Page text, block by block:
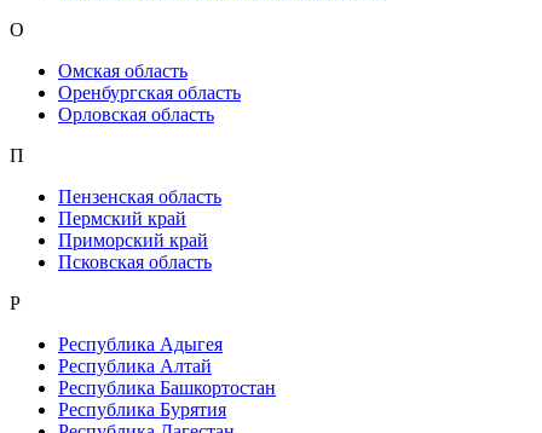
О
Омская область
Оренбургская область
Орловская область
П
Пензенская область
Пермский край
Приморский край
Псковская область
Р
Республика Адыгея
Республика Алтай
Республика Башкортостан
Республика Бурятия